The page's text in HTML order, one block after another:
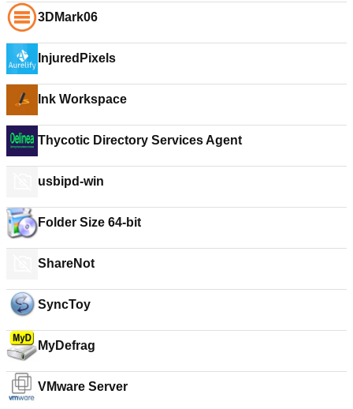
3DMark06
InjuredPixels
Ink Workspace
Thycotic Directory Services Agent
usbipd-win
Folder Size 64-bit
ShareNot
SyncToy
MyDefrag
VMware Server